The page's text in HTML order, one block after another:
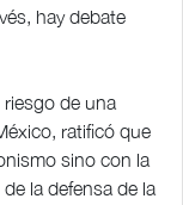
hay debate
de una
ratificó que
sino con la
la defensa de la